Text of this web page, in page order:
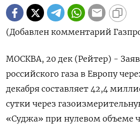
(Добавлен комментарий
МОСКВА, 20 дек (Рейтер) -
российского газа в Европу
декабря составляет 42,4
сутки через
«Суджа» при нулевом объеме